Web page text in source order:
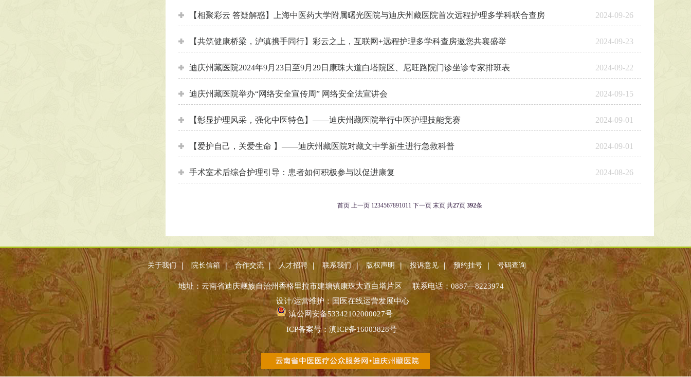
【相聚彩云 答疑解惑】上海中医药大学附属曙光医院与迪庆州藏医院首次远程护理多学科联合查房 2024-09-26
【共筑健康桥梁，沪滇携手同行】彩云之上，互联网+远程护理多学科查房邀您共襄盛举 2024-09-23
迪庆州藏医院2024年9月23日至9月29日康珠大道白塔院区、尼旺路院门诊坐诊专家排班表 2024-09-22
迪庆州藏医院举办“网络安全宣传周” 网络安全法宣讲会 2024-09-15
【彰显护理风采，强化中医特色】——迪庆州藏医院举行中医护理技能竞赛 2024-09-01
【爱护自己，关爱生命 】——迪庆州藏医院对藏文中学新生进行急救科普 2024-09-01
手术室术后综合护理引导：患者如何积极参与以促进康复 2024-08-26
首页 上一页 1234567891011 下一页 末页 共27页 392条
关于我们 | 院长信箱 | 合作交流 | 人才招聘 | 联系我们 | 版权声明 | 投诉意见 | 预约挂号 | 号码查询
地址：云南省迪庆藏族自治州香格里拉市建塘镇康珠大道白塔片区 联系电话：0887—8223974
设计/运营维护：国医在线运营发展中心
滇公网安备53342102000027号
ICP备案号： 滇ICP备16003828号